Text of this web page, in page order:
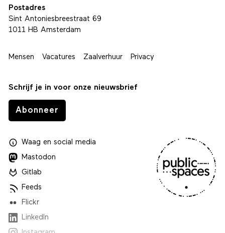
Postadres
Sint Antoniesbreestraat 69
1011 HB Amsterdam
Mensen Vacatures Zaalverhuur Privacy
Schrijf je in voor onze nieuwsbrief
Abonneer
Waagen social media
Mastodon
Gitlab
Feeds
Flickr
LinkedIn